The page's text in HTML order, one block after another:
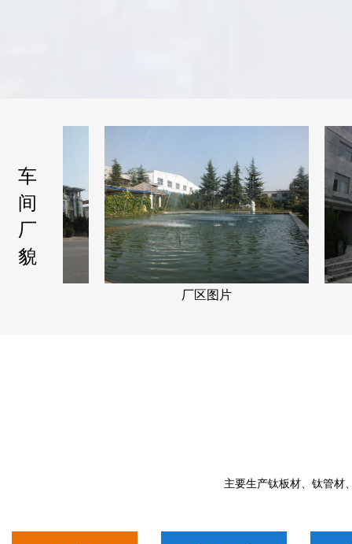
车
间
厂
貌
厂区图片
主要生产钛板材、钛管材